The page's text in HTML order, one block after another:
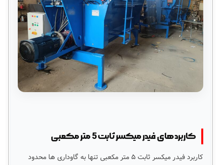
کاربردهای فیدر میکسر ثابت 5 متر مکعبی
کاربرد فیدر میکسر ثابت ۵ متر مکعبی تنها به گاوداری ها محدود